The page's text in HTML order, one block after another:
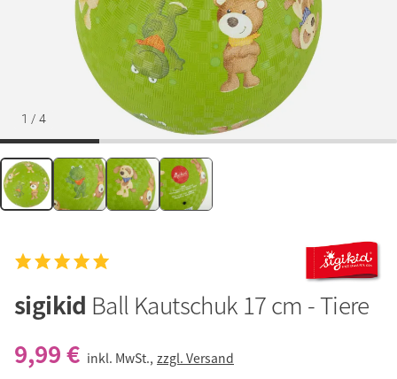
1 / 4
sigikid Ball Kautschuk 17 cm - Tiere
9,99 € inkl. MwSt., zzgl. Versand